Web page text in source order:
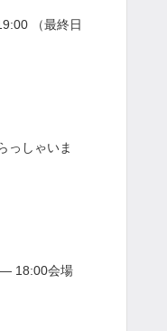
（最終日
っしゃいま
― 18:00会場